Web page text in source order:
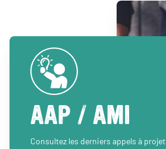
AAP / AMI
Consultez les derniers appels à projet